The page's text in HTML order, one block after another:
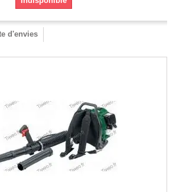
d'envies